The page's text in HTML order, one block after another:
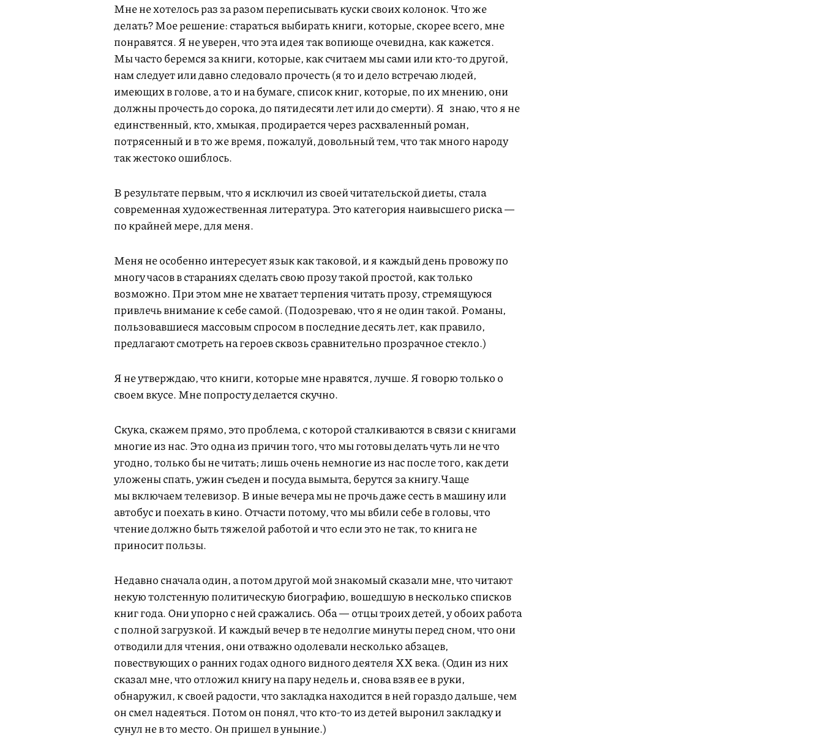
Мне не хотелось раз за разом переписывать куски своих колонок. Что же
делать? Мое решение: стараться выбирать книги, которые, скорее всего, мне
понравятся. Я не уверен, что эта идея так вопиюще очевидна, как кажется.
Мы часто беремся за книги, которые, как считаем мы сами или кто-то другой,
нам следует или давно следовало прочесть (я то и дело встречаю людей,
имеющих в голове, а то и на бумаге, список книг, которые, по их мнению, они
должны прочесть до сорока, до пятидесяти лет или до смерти). Я знаю, что я не
единственный, кто, хмыкая, продирается через расхваленный роман,
потрясенный и в то же время, пожалуй, довольный тем, что так много народу
так жестоко ошиблось.
В результате первым, что я исключил из своей читательской диеты, стала
современная художественная литература. Это категория наивысшего риска —
по крайней мере, для меня.
Меня не особенно интересует язык как таковой, и я каждый день провожу по
многу часов в стараниях сделать свою прозу такой простой, как только
возможно. При этом мне не хватает терпения читать прозу, стремящуюся
привлечь внимание к себе самой. (Подозреваю, что я не один такой. Романы,
пользовавшиеся массовым спросом в последние десять лет, как правило,
предлагают смотреть на героев сквозь сравнительно прозрачное стекло.)
Я не утверждаю, что книги, которые мне нравятся, лучше. Я говорю только о
своем вкусе. Мне попросту делается скучно.
Скука, скажем прямо, это проблема, с которой сталкиваются в связи с книгами
многие из нас. Это одна из причин того, что мы готовы делать чуть ли не что
угодно, только бы не читать; лишь очень немногие из нас после того, как дети
уложены спать, ужин съеден и посуда вымыта, берутся за книгу.Чаще
мы включаем телевизор. В иные вечера мы не прочь даже сесть в машину или
автобус и поехать в кино. Отчасти потому, что мы вбили себе в головы, что
чтение должно быть тяжелой работой и что если это не так, то книга не
приносит пользы.
Недавно сначала один, а потом другой мой знакомый сказали мне, что читают
некую толстенную политическую биографию, вошедшую в несколько списков
книг года. Они упорно с ней сражались. Оба — отцы троих детей, у обоих работа
с полной загрузкой. И каждый вечер в те недолгие минуты перед сном, что они
отводили для чтения, они отважно одолевали несколько абзацев,
повествующих о ранних годах одного видного деятеля XX века. (Один из них
сказал мне, что отложил книгу на пару недель и, снова взяв ее в руки,
обнаружил, к своей радости, что закладка находится в ней гораздо дальше, чем
он смел надеяться. Потом он понял, что кто-то из детей выронил закладку и
сунул не в то место. Он пришел в уныние.)